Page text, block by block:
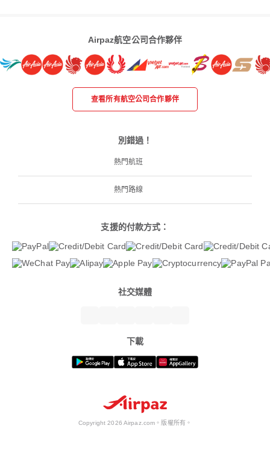
Airpaz航空公司合作夥伴
查看所有航空公司合作夥伴
別錯過！
熱門航班
熱門路線
支援的付款方式：
社交媒體
下載
Copyright 2026 Airpaz.com。版權所有。